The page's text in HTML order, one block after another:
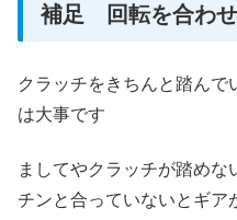
補足 回転を合わ
クラッチをきちんと踏ん
は大事です
ましてやクラッチが踏めな
チンと合っていないとギア